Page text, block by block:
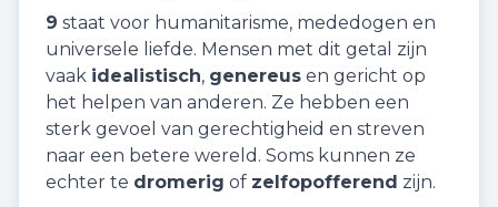
9 staat voor humanitarisme, mededogen en
universele liefde. Mensen met dit getal zijn
vaak idealistisch, genereus en gericht op
het helpen van anderen. Ze hebben een
sterk gevoel van gerechtigheid en streven
naar een betere wereld. Soms kunnen ze
echter te dromerig of zelfopofferend zijn.